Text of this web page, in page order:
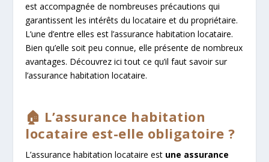
est accompagnée de nombreuses précautions qui
garantissent les intérêts du locataire et du propriétaire.
L’une d’entre elles est l’assurance habitation locataire.
Bien qu’elle soit peu connue, elle présente de nombreux
avantages. Découvrez ici tout ce qu’il faut savoir sur
l’assurance habitation locataire.
🏠 L’assurance habitation
locataire est-elle obligatoire ?
L’assurance habitation locataire est une assurance